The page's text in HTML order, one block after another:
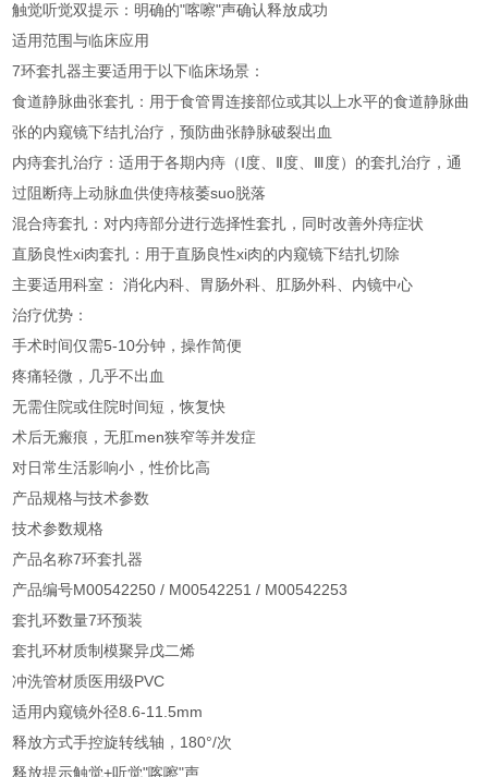
触觉听觉双提示：明确的"喀嚓"声确认释放成功
适用范围与临床应用
7环套扎器主要适用于以下临床场景：
食道静脉曲张套扎：用于食管胃连接部位或其以上水平的食道静脉曲
张的内窥镜下结扎治疗，预防曲张静脉破裂出血
内痔套扎治疗：适用于各期内痔（Ⅰ度、Ⅱ度、Ⅲ度）的套扎治疗，通
过阻断痔上动脉血供使痔核萎suo脱落
混合痔套扎：对内痔部分进行选择性套扎，同时改善外痔症状
直肠良性xi肉套扎：用于直肠良性xi肉的内窥镜下结扎切除
主要适用科室： 消化内科、胃肠外科、肛肠外科、内镜中心
治疗优势：
手术时间仅需5-10分钟，操作简便
疼痛轻微，几乎不出血
无需住院或住院时间短，恢复快
术后无瘢痕，无肛men狭窄等并发症
对日常生活影响小，性价比高
产品规格与技术参数
技术参数规格
产品名称7环套扎器
产品编号M00542250 / M00542251 / M00542253
套扎环数量7环预装
套扎环材质制模聚异戊二烯
冲洗管材质医用级PVC
适用内窥镜外径8.6-11.5mm
释放方式手控旋转线轴，180°/次
释放提示触觉+听觉"喀嚓"声